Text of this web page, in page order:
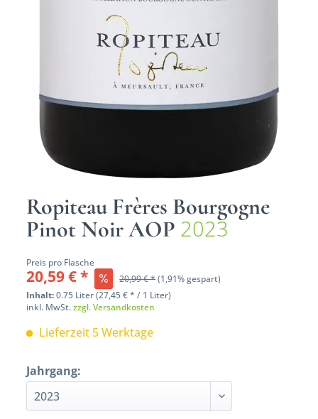
Ropiteau Frères Bourgogne
Pinot Noir AOP 2023
Preis pro Flasche
20,59 € * 20,99 € *(1,91% gespart)
Inhalt:0.75 Liter (27,45 € * / 1 Liter)
inkl. MwSt.zzgl. Versandkosten
Lieferzeit 5 Werktage
Jahrgang: